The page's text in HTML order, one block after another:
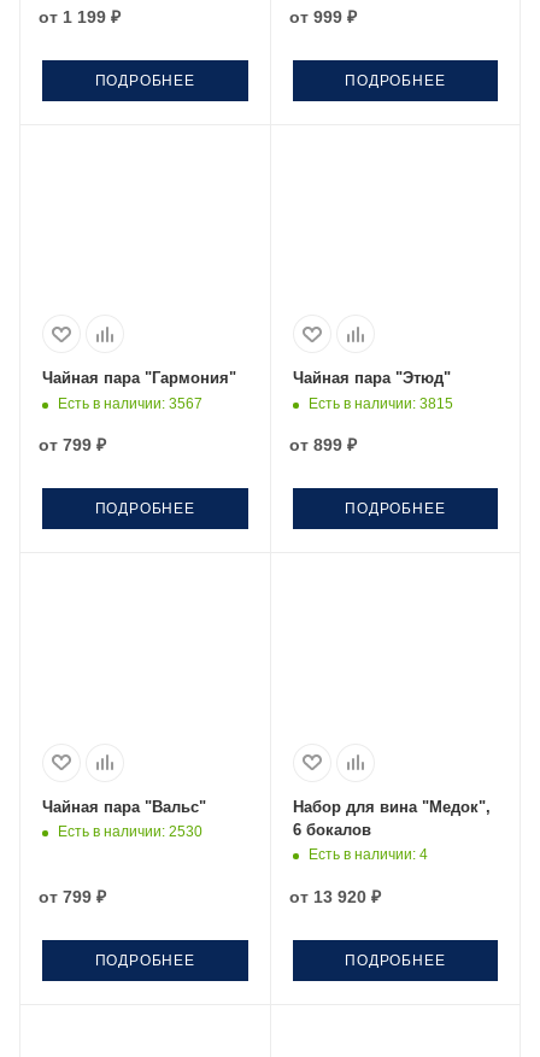
от 1 199 ₽
ПОДРОБНЕЕ
от 999 ₽
ПОДРОБНЕЕ
Чайная пара "Гармония"
Есть в наличии: 3567
от 799 ₽
ПОДРОБНЕЕ
Чайная пара "Этюд"
Есть в наличии: 3815
от 899 ₽
ПОДРОБНЕЕ
Чайная пара "Вальс"
Есть в наличии: 2530
от 799 ₽
ПОДРОБНЕЕ
Набор для вина "Медок",
6 бокалов
Есть в наличии: 4
от 13 920 ₽
ПОДРОБНЕЕ